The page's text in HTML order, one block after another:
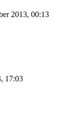
2013, 00:13
17:03